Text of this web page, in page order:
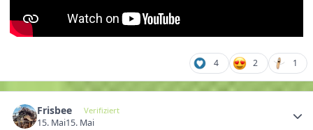
4 2 1
Frisbee Verifiziert
15. Mai15. Mai